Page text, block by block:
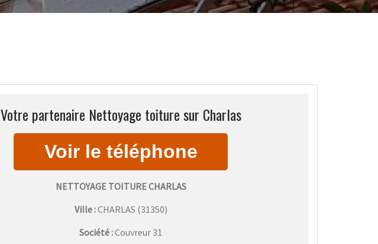
Votre partenaire Nettoyage toiture sur Charlas
NETTOYAGE TOITURE CHARLAS
Ville :CHARLAS (31350)
Société :Couvreur 31